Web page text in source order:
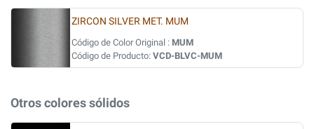
ZIRCON SILVER MET. MUM
Código de Color Original : MUM
Código de Producto: VCD-BLVC-MUM
Otros colores sólidos